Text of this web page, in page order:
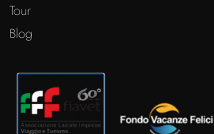
Tour
Blog